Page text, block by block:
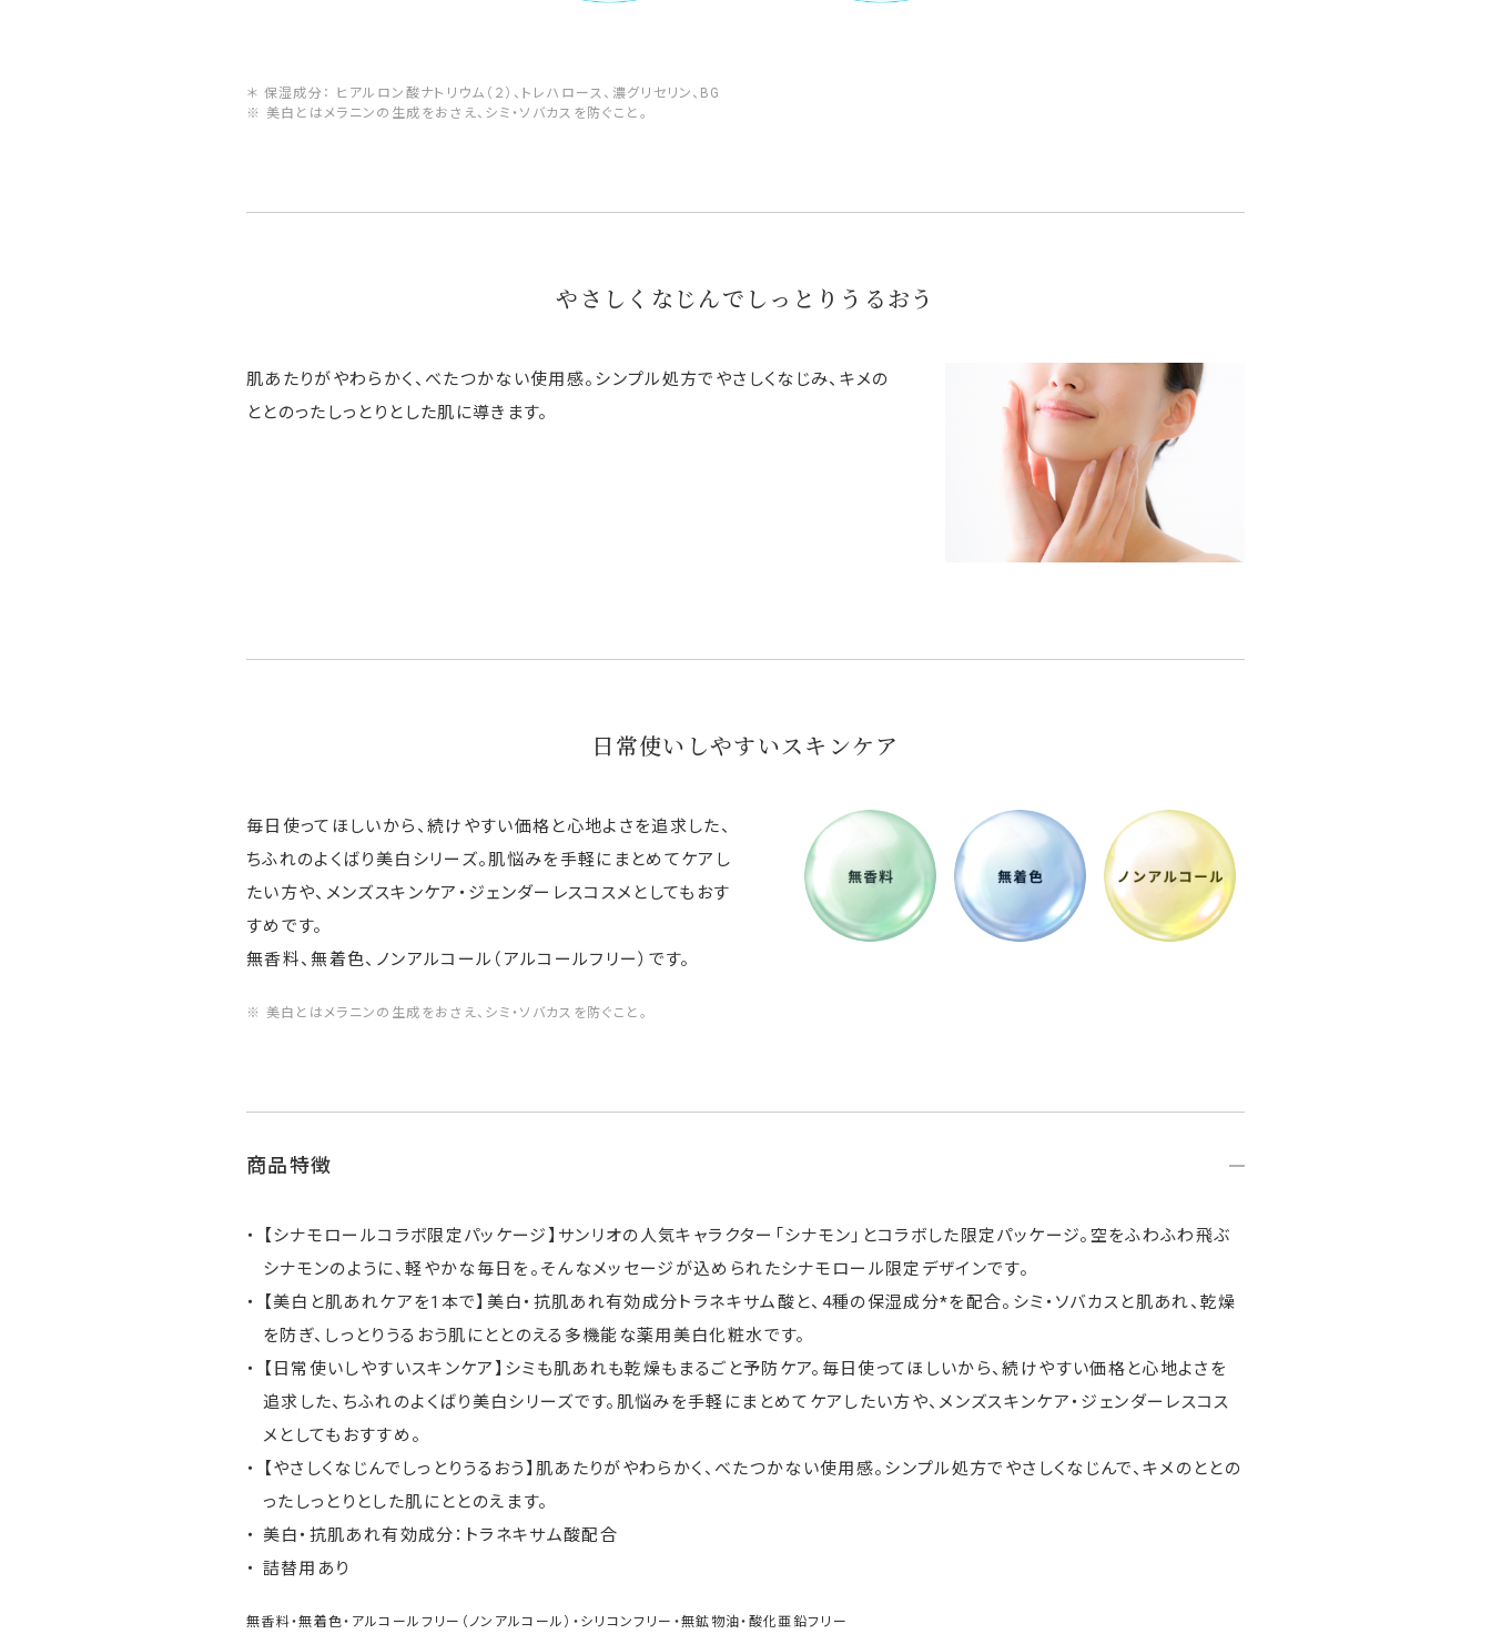
＊ 保湿成分： ヒアルロン酸ナトリウム（２）、トレハロース、濃グリセリン、BG
※ 美白とはメラニンの生成をおさえ、シミ・ソバカスを防ぐこと。
やさしくなじんでしっとりうるおう
肌あたりがやわらかく、べたつかない使用感。シンプル処方でやさしくなじみ、キメの
ととのったしっとりとした肌に導きます。
日常使いしやすいスキンケア
毎日使ってほしいから、続けやすい価格と心地よさを追求した、
ちふれのよくばり美白シリーズ。肌悩みを手軽にまとめてケアし
たい方や、メンズスキンケア・ジェンダーレスコスメとしてもおす
すめです。
無香料、無着色、ノンアルコール（アルコールフリー）です。
※ 美白とはメラニンの生成をおさえ、シミ・ソバカスを防ぐこと。
商品特徴
【シナモロールコラボ限定パッケージ】サンリオの人気キャラクター「シナモン」とコラボした限定パッケージ。空をふわふわ飛ぶ
シナモンのように、軽やかな毎日を。そんなメッセージが込められたシナモロール限定デザインです。
【美白と肌あれケアを1本で】美白・抗肌あれ有効成分トラネキサム酸と、4種の保湿成分*を配合。シミ・ソバカスと肌あれ、乾燥
を防ぎ、しっとりうるおう肌にととのえる多機能な薬用美白化粧水です。
【日常使いしやすいスキンケア】シミも肌あれも乾燥もまるごと予防ケア。毎日使ってほしいから、続けやすい価格と心地よさを
追求した、ちふれのよくばり美白シリーズです。肌悩みを手軽にまとめてケアしたい方や、メンズスキンケア・ジェンダーレスコス
メとしてもおすすめ。
【やさしくなじんでしっとりうるおう】肌あたりがやわらかく、べたつかない使用感。シンプル処方でやさしくなじんで、キメのととの
ったしっとりとした肌にととのえます。
美白・抗肌あれ有効成分：トラネキサム酸配合
詰替用あり
無香料・無着色・アルコールフリー（ノンアルコール）・シリコンフリー・無鉱物油・酸化亜鉛フリー